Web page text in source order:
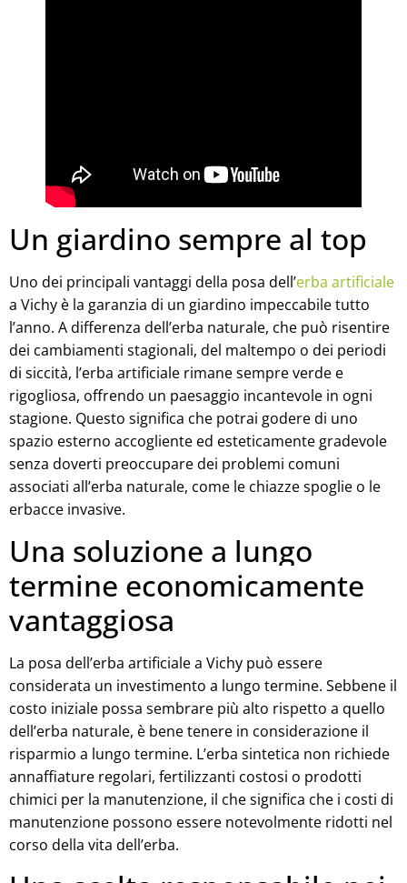
Un giardino sempre al top
Uno dei principali vantaggi della posa dell’erba artificiale
a Vichy è la garanzia di un giardino impeccabile tutto
l’anno. A differenza dell’erba naturale, che può risentire
dei cambiamenti stagionali, del maltempo o dei periodi
di siccità, l’erba artificiale rimane sempre verde e
rigogliosa, offrendo un paesaggio incantevole in ogni
stagione. Questo significa che potrai godere di uno
spazio esterno accogliente ed esteticamente gradevole
senza doverti preoccupare dei problemi comuni
associati all’erba naturale, come le chiazze spoglie o le
erbacce invasive.
Una soluzione a lungo
termine economicamente
vantaggiosa
La posa dell’erba artificiale a Vichy può essere
considerata un investimento a lungo termine. Sebbene il
costo iniziale possa sembrare più alto rispetto a quello
dell’erba naturale, è bene tenere in considerazione il
risparmio a lungo termine. L’erba sintetica non richiede
annaffiature regolari, fertilizzanti costosi o prodotti
chimici per la manutenzione, il che significa che i costi di
manutenzione possono essere notevolmente ridotti nel
corso della vita dell’erba.